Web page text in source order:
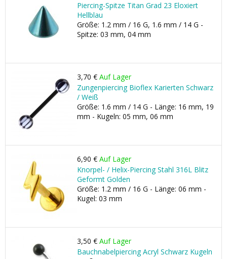
Piercing-Spitze Titan Grad 23 Eloxiert
Hellblau
Größe: 1.2 mm / 16 G, 1.6 mm / 14 G -
Spitze: 03 mm, 04 mm
3,70 € Auf Lager
Zungenpiercing Bioflex Karierten Schwarz
/ Weiß
Größe: 1.6 mm / 14 G - Länge: 16 mm, 19
mm - Kugeln: 05 mm, 06 mm
6,90 € Auf Lager
Knorpel- / Helix-Piercing Stahl 316L Blitz
Geformt Golden
Größe: 1.2 mm / 16 G - Länge: 06 mm -
Kugel: 03 mm
3,50 € Auf Lager
Bauchnabelpiercing Acryl Schwarz Kugeln